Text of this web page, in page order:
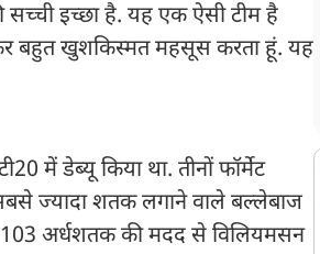
इच्छा है. यह एक ऐसी टीम है
बहुत खुशकिस्मत महसूस करता हूं. यह
में डेब्यू किया था. तीनों फॉर्मेट
ज्यादा शतक लगाने वाले बल्लेबाज
103 अर्धशतक की मदद से विलियमसन